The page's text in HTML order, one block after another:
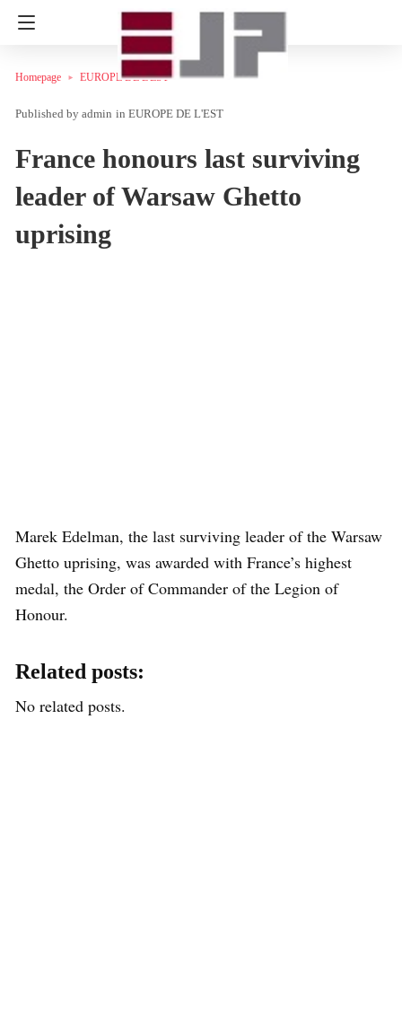
Homepage EUROPE DE L'EST
admin in EUROPE DE L'EST
France honours last surviving
leader of Warsaw Ghetto
uprising
Marek Edelman, the last surviving leader of the Warsaw
Ghetto uprising, was awarded with France’s highest
medal, the Order of Commander of the Legion of
Honour.
Related posts:
No related posts.